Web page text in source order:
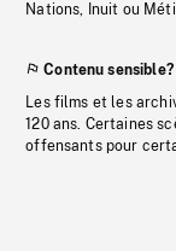
Nations, Inuit ou
Contenu sensible?
Les films et les
120 ans. Certaines
offensants pour